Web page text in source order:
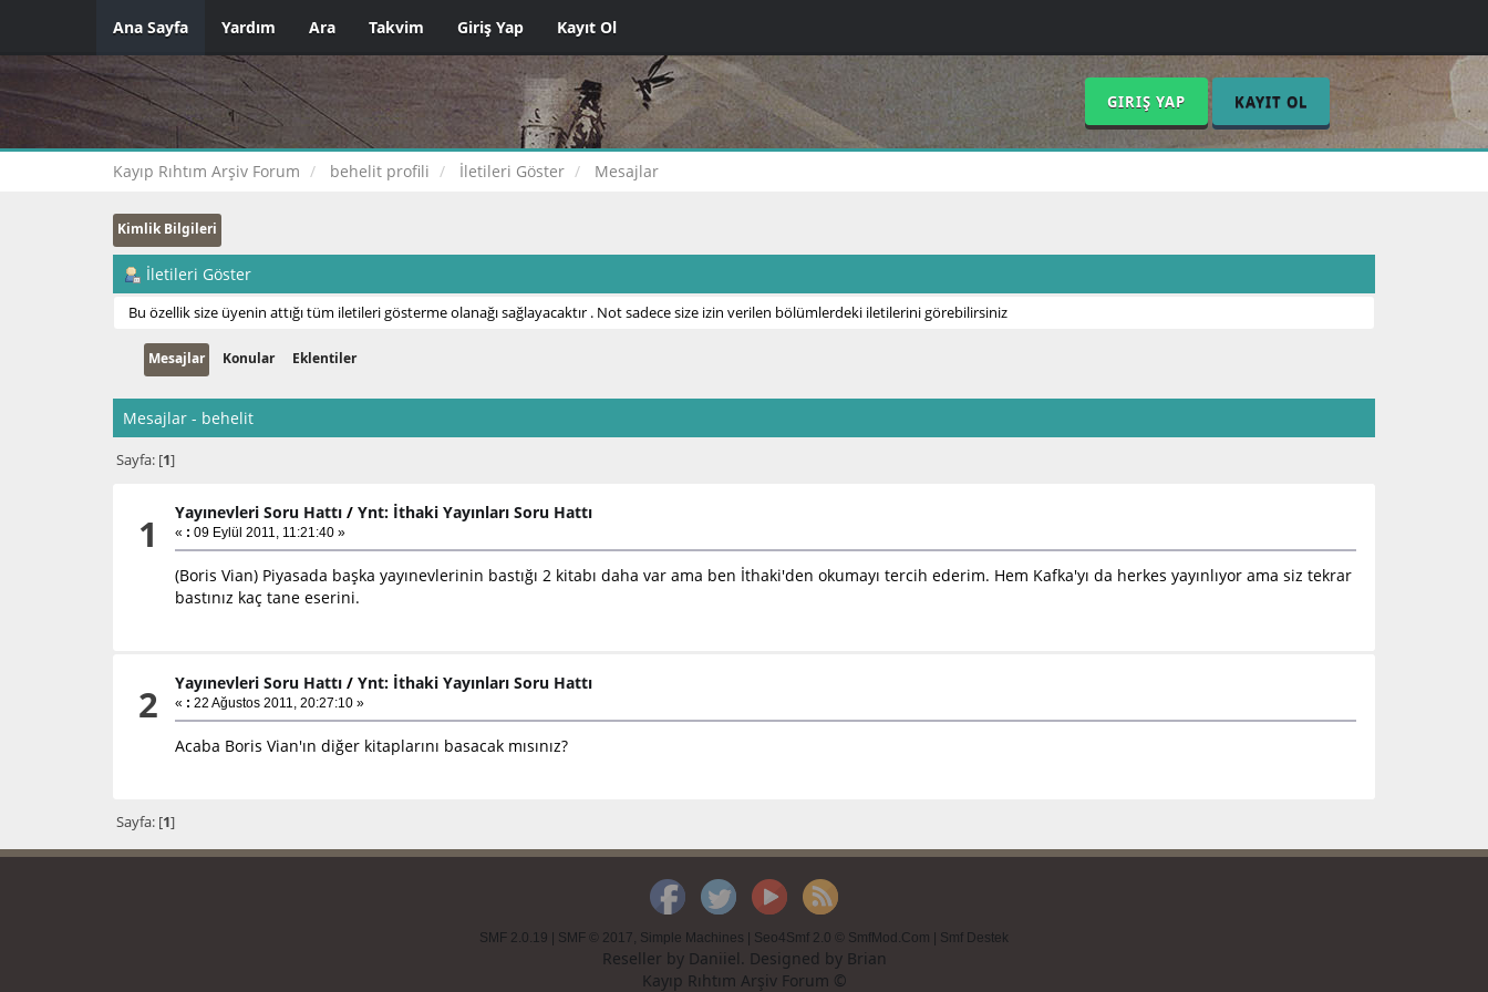
Ana Sayfa Yardım Ara Takvim Giriş Yap Kayıt Ol
GIRIŞ YAP KAYIT OL
Kayıp Rıhtım Arşiv Forum behelit profili İletileri Göster Mesajlar
Kimlik Bilgileri
İletileri Göster
Bu özellik size üyenin attığı tüm iletileri gösterme olanağı sağlayacaktır . Not sadece size izin verilen bölümlerdeki iletilerini görebilirsiniz
Mesajlar Konular Eklentiler
Mesajlar - behelit
Sayfa: [1]
1 Yayınevleri Soru Hattı /Ynt: İthaki Yayınları Soru Hattı
« : 09 Eylül 2011, 11:21:40 »
(Boris Vian) Piyasada başka yayınevlerinin bastığı 2 kitabı daha var ama ben İthaki'den okumayı tercih ederim. Hem Kafka'yı da herkes yayınlıyor ama siz tekrar
bastınız kaç tane eserini.
2 Yayınevleri Soru Hattı /Ynt: İthaki Yayınları Soru Hattı
« : 22 Ağustos 2011, 20:27:10 »
Acaba Boris Vian'ın diğer kitaplarını basacak mısınız?
Sayfa: [1]
SMF 2.0.19 | SMF © 2017 Simple Machines | Seo4Smf 2.0 © SmfMod.Com | Smf Destek
Reseller by Daniiel. Designed by Brian
Kayıp Rıhtım Arşiv Forum ©